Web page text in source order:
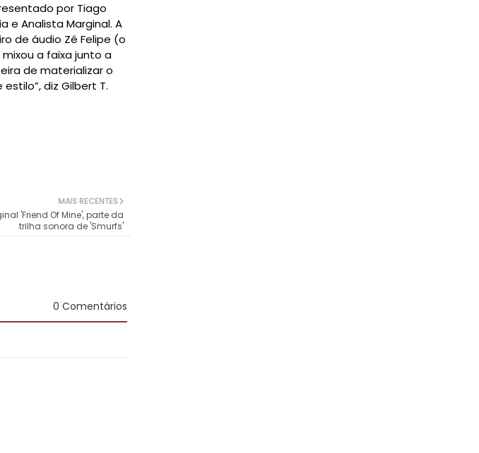
por Tiago
e Analista Marginal. A
de áudio Zé Felipe (o
a faixa junto a
de materializar o
diz Gilbert T.
MAIS RECENTES
'Friend Of Mine', parte da
trilha sonora de 'Smurfs'
0 Comentários